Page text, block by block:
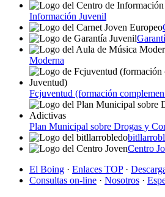
Información Juvenil
Moderna
Fcjuventud (formación
Plan Municipal sobre Drogas y
Centro
El Boing · Enlaces TOP·
Consultas on-line · Nosotros ·